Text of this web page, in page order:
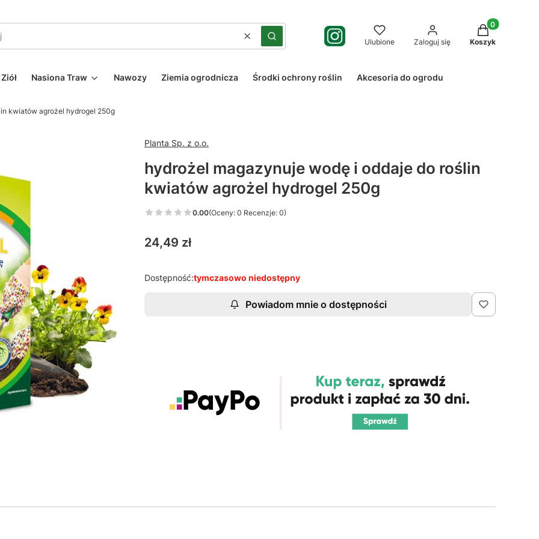
WyczyśćSzukaj Ulubione Zaloguj się
Produkty w
Koszyk
Nasiona Traw Nawozy Ziemia ogrodnicza Środki ochrony roślin Akcesoria do ogrodu
kwiatów agrożel hydrogel 250g
Planta Sp. z o.o.
hydrożel magazynuje wodę i oddaje do roślin
kwiatów agrożel hydrogel 250g
0.00(Oceny: 0 Recenzje: 0)
Cena
24,49 zł
Dostępność:tymczasowo niedostępny
Powiadom mnie o dostępności